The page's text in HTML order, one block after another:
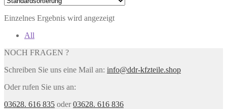
Einzelnes Ergebnis wird angezeigt
All
NOCH FRAGEN ?
Schreiben Sie uns eine Mail an: info@ddr-kfzteile.shop
Oder rufen Sie uns an:
03628. 616 835 oder03628. 616 836